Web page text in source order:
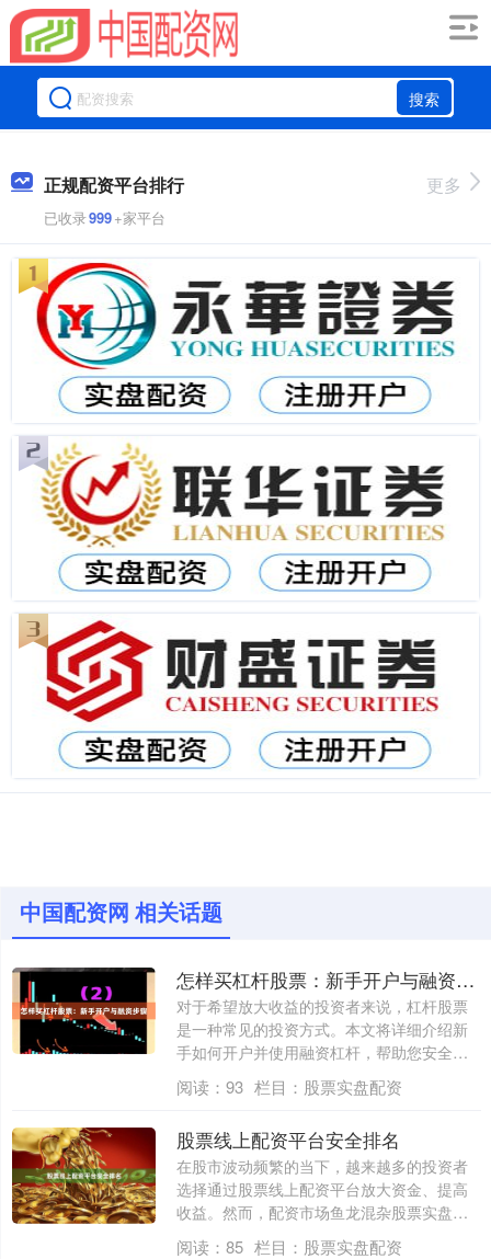
搜索
正规配资平台排行
已收录999+家平台
更多
中国配资网 相关话题
怎样买杠杆股票：新手开户与融资步骤
对于希望放大收益的投资者来说，杠杆股票
是一种常见的投资方式。本文将详细介绍新
手如何开户并使用融资杠杆，帮助您安全入
门。 ....
阅读： 93 栏目： 股票实盘配资
股票线上配资平台安全排名
在股市波动频繁的当下，越来越多的投资者
选择通过股票线上配资平台放大资金、提高
收益。然而，配资市场鱼龙混杂股票实盘配
资，如....
阅读： 85 栏目： 股票实盘配资